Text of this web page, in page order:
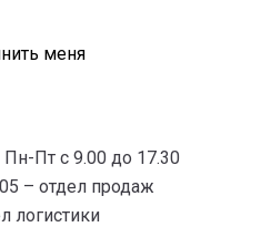
меня
Пт с 9.00 до 17.30
– отдел продаж
логистики